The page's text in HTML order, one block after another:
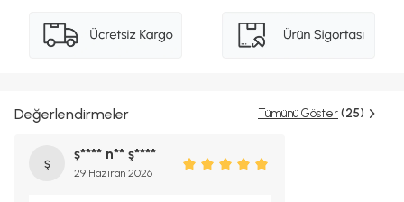
Değerlendirmeler Tümünü Göster (25)
ş
ş**** n** ş****
29 Haziran 2026